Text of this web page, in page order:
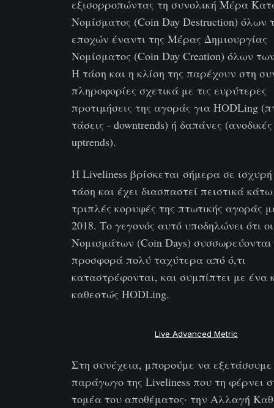
εξισορροπώντας τη συνολική Μέρα
Νομίσματος (Coin Day Destruction) όλων
εποχών έναντι της Μέρας Δημιουργίας
Νομίσματος (Coin Day Creation) όλων
Η τάση και η κλίση της παρέχουν στη
πληροφορίες σχετικά με τις ευρύτερες
προτιμήσεις της αγοράς για HODLing
τάσεις - downtrends) ή δαπάνες
uptrends).
Η Liveliness βρίσκεται σήμερα σε
τάση και έχει διασπαστεί πειστικά
τριπλές κορυφές της πτωτικής αγοράς
2018. Το γεγονός αυτό υποδηλώνει ότι
Νομισμάτων (Coin Days)
προσφορά πολύ ταχύτερα από ό,τι
καταστρέφονται, και συμπίπτει με ένα
καθεστώς HODLing.
Live Advanced Metric
Στη συνέχεια, μπορούμε να
παράγωγο της Liveliness που τη φέρνει
τομέα του αποθέματος· την Αλλαγή